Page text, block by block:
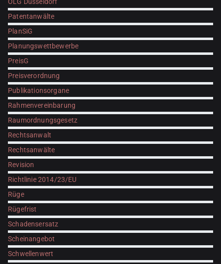
Patentanwälte
PlanSiG
Planungswettbewerbe
PreisG
Preisverordnung
Publikationsorgane
Rahmenvereinbarung
Raumordnungsgesetz
Rechtsanwalt
Rechtsanwälte
Revision
Richtlinie 2014/23/EU
Rüge
Rügefrist
Schadensersatz
Scheinangebot
Schwellenwert